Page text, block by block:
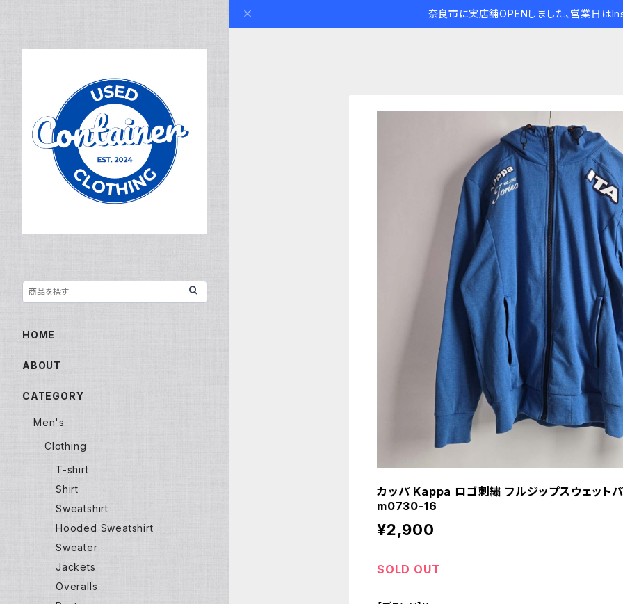
奈良市に実店舗OPENしました、営業日は
カッパ Kappa ロゴ刺繍 フルジップスウェット
m0730-16
¥2,900
SOLD OUT
HOME
ABOUT
CATEGORY
Men's
Clothing
T-shirt
Shirt
Sweatshirt
Hooded Sweatshirt
Sweater
Jackets
Overalls